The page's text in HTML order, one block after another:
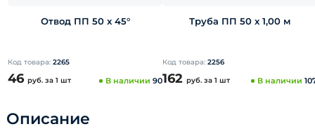
Отвод ПП 50 x 45°
Код товара: 2265
46 руб. за 1 шт В наличии 90
Труба ПП 50 x 1,00 м
Код товара: 2256
162 руб. за 1 шт В наличии
Описание